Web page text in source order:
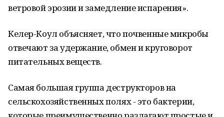
ветровой эрозии и замедление испарения».
Келер-Коул объясняет, что почвенные микробы
отвечают за удержание, обмен и круговорот
питательных веществ.
Самая большая группа деструкторов на
сельскохозяйственных полях - это бактерии,